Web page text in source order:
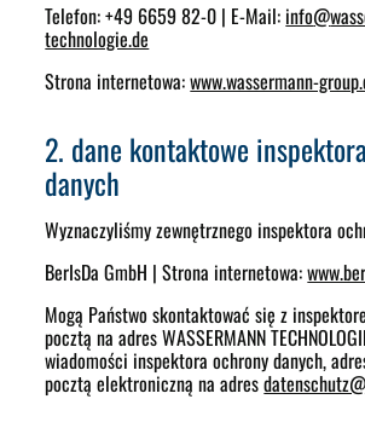
Telefon: +49 6659 82-0 | E-Mail: info@
technologie.de
Strona internetowa:www.wassermann-
2. dane kontaktowe
danych
Wyznaczyliśmy zewnętrznego inspektora
BerIsDa GmbH | Strona internetowa:
Mogą Państwo skontaktować się z
pocztą na adres WASSERMANN
wiadomości inspektora ochrony danych,
pocztą elektroniczną na adres